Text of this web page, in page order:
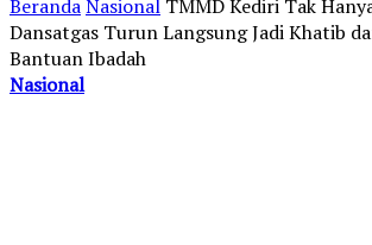
BerandaNasional TMMD Kediri Tak
Dansatgas Turun Langsung Jadi Khatib
Bantuan Ibadah
Nasional